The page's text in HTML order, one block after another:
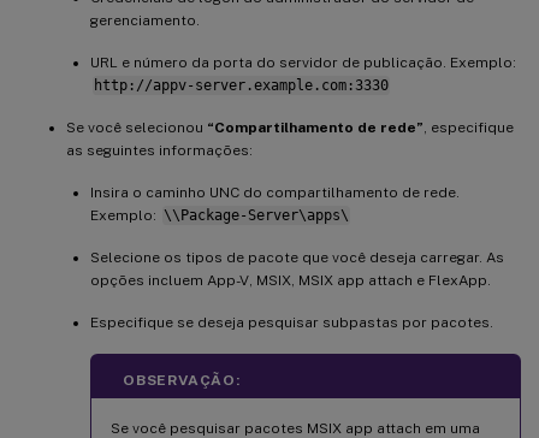
gerenciamento.
URL e número da porta do servidor de publicação. Exemplo:
http://appv-server.example.com:3330
Se você selecionou “Compartilhamento de rede” , especifique
as seguintes informações:
Insira o caminho UNC do compartilhamento de rede.
Exemplo: \\Package-Server\apps\
Selecione os tipos de pacote que você deseja carregar. As
opções incluem App-V, MSIX, MSIX app attach e FlexApp.
Especifique se deseja pesquisar subpastas por pacotes.
OBSERVAÇÃO:
Se você pesquisar pacotes MSIX app attach em uma